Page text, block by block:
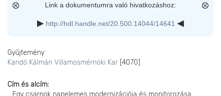
Link a dokumentumra való hivatkozáshoz:
http://hdl.handle.net/20.500.14044/14641
Gyűjtemény
Kandó Kálmán Villamosmérnöki Kar [4070]
Cím és alcím
Egy csarnok napelemes modernizációja és monitorozása